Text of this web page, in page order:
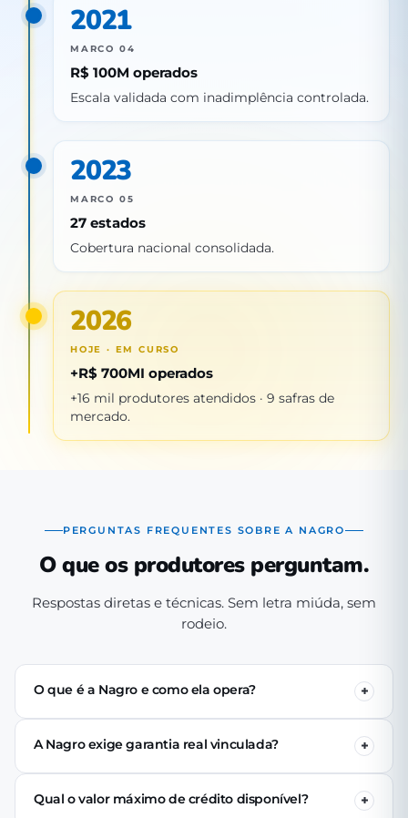
2021
MARCO 04
R$ 100M operados
Escala validada com inadimplência controlada.
2023
MARCO 05
27 estados
Cobertura nacional consolidada.
2026
HOJE · EM CURSO
+R$ 700MI operados
+16 mil produtores atendidos · 9 safras de
mercado.
PERGUNTAS FREQUENTES SOBRE A NAGRO
O que os produtores perguntam.
Respostas diretas e técnicas. Sem letra miúda, sem
rodeio.
O que é a Nagro e como ela opera?
A Nagro é uma Sociedade de Crédito Direto (SCD)
autorizada pelo Banco Central, especializada em crédito
se cadastra pelo app, passa pela análise técnica de perfil
produtivo e (se aprovado) recebe o crédito via PIX em até
A Nagro exige garantia real vinculada?
Não. Nenhuma linha de crédito da Nagro exige penhor
de terra, rebanho ou maquinário. A análise é baseada no
perfil produtivo do tomador — histórico, capacidade de
Qual o valor máximo de crédito disponível?